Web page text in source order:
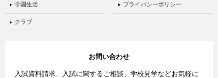
学園生活
クラブ
プライバシーポリシー
お問い合わせ
入試資料請求、入試に関するご相談、学校見学などお気軽に